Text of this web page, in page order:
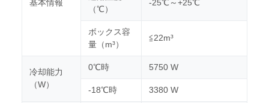
基本情報
（℃）
-25℃～+25℃
ボックス容
量（m³）
≦22m³
冷却能力
（W）
0℃時 5750 W
-18℃時 3380 W